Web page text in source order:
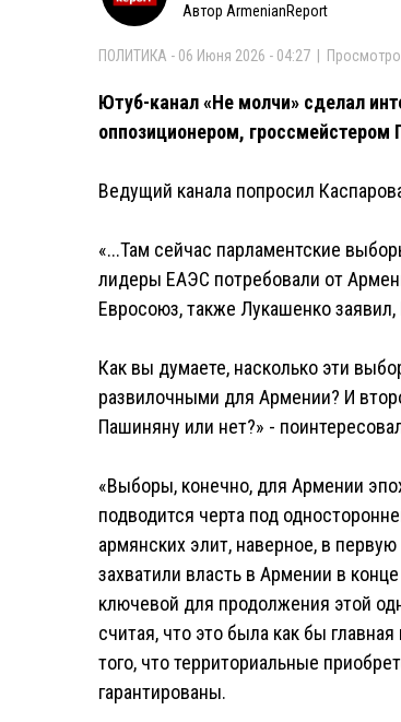
Автор ArmenianReport
ПОЛИТИКА - 06 Июня 2026 - 04:27 |
Ютуб-канал «Не молчи» сделал
оппозиционером, гроссмейстером
Ведущий канала попросил
«...Там сейчас парламентские
лидеры ЕАЭС потребовали от
Евросоюз, также Лукашенко заявил,
Как вы думаете, насколько эти
развилочными для Армении? И
Пашиняну или нет?» -
«Выборы, конечно, для Армении
подводится черта под
армянских элит, наверное, в
захватили власть в Армении в
ключевой для продолжения этой
считая, что это была как бы
того, что территориальные
гарантированы.